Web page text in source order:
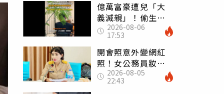
億萬富豪遭兒「大
義滅親」！偷生子
怕曝光 竟盜鄰居
身份辦假證落戶
2026-08-06
17:53
開會照意外變網紅
照！女公務員妝容
掀2千則留言 本人
怒嗆：化妝有錯嗎
2026-08-05
22:43